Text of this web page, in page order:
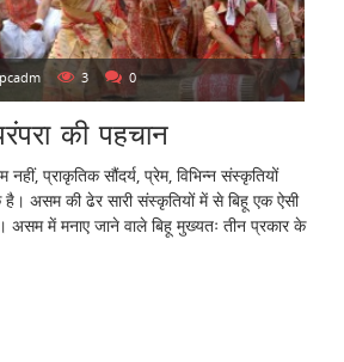
pcadm 3 0
की पहचान
प्राकृतिक सौंदर्य, प्रेम, विभिन्न संस्कृतियों
असम की ढेर सारी संस्कृतियों में से बिहू एक ऐसी
असम में मनाए जाने वाले बिहू मुख्यतः तीन प्रकार के